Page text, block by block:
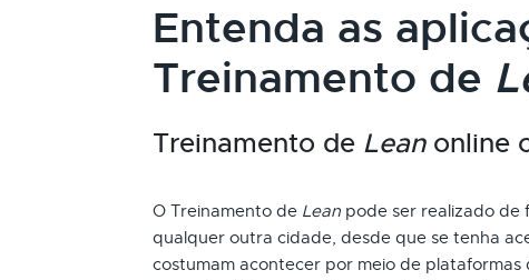
Entenda as
Treinamento de
Treinamento de Leanonline
O Treinamento de Lean pode ser realizado de
qualquer outra cidade, desde que se tenha
costumam acontecer por meio de